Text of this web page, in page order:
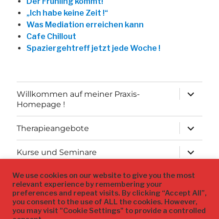
„Ich habe keine Zeit !“
Was Mediation erreichen kann
Cafe Chillout
Spaziergehtreff jetzt jede Woche !
Willkommen auf meiner Praxis-
Homepage !
öffnen
Therapieangebote
öffnen
Kurse und Seminare
öffnen
Datenschutz
Impressum
We use cookies on our website to give you the most
relevant experience by remembering your
preferences and repeat visits. By clicking “Accept All”,
you consent to the use of ALL the cookies. However,
you may visit "Cookie Settings" to provide a controlled